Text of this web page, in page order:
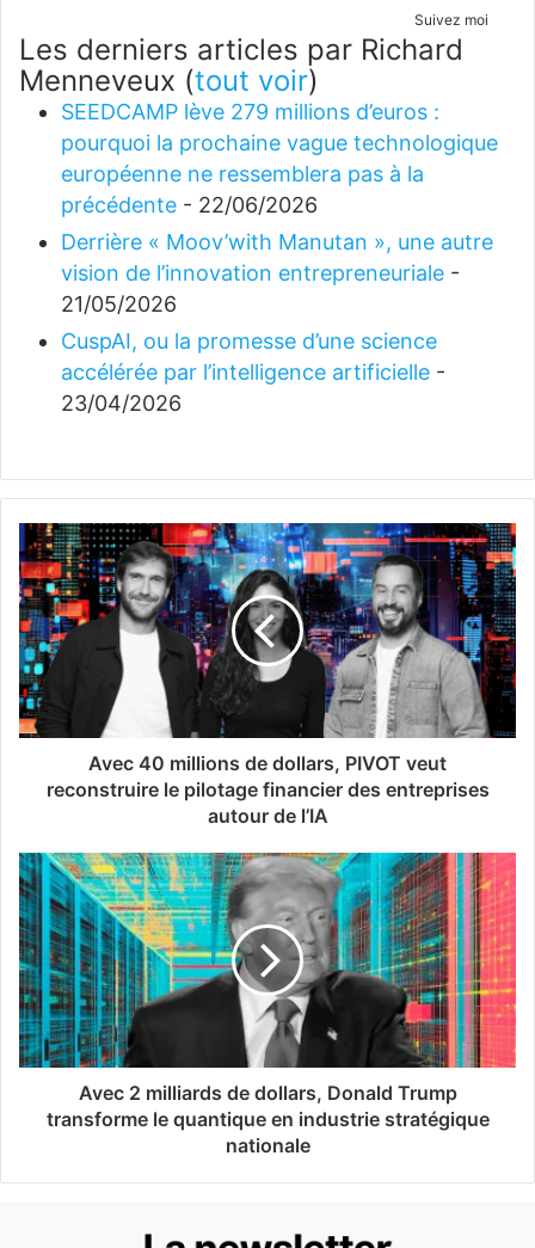
Suivez moi
Les derniers articles par Richard
Menneveux (tout voir)
SEEDCAMP lève 279 millions d’euros :
pourquoi la prochaine vague technologique
européenne ne ressemblera pas à la
précédente - 22/06/2026
Derrière « Moov’with Manutan », une autre
vision de l’innovation entrepreneuriale -
21/05/2026
CuspAI, ou la promesse d’une science
accélérée par l’intelligence artificielle -
23/04/2026
Avec 40 millions de dollars, PIVOT veut
reconstruire le pilotage financier des entreprises
autour de l’IA
Avec 2 milliards de dollars, Donald Trump
transforme le quantique en industrie stratégique
nationale